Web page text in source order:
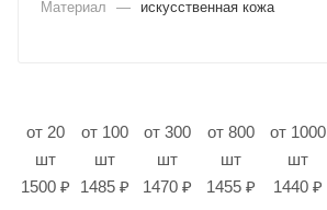
Материал
— искусственная кожа
от 20
шт
1500 ₽
от 100
шт
1485 ₽
от 300
шт
1470 ₽
от 800
шт
1455 ₽
от 1000
шт
1440 ₽